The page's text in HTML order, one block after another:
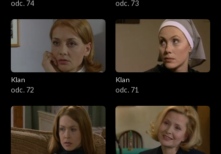
odc. 74 odc. 73
Klan
odc. 72
Klan
odc. 71